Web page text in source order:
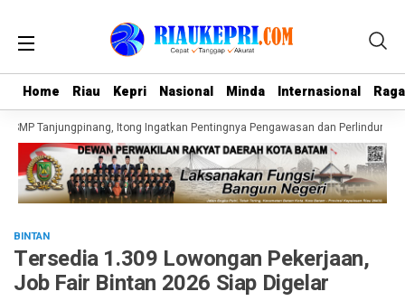
Home Riau Kepri Nasional Minda Internasional
Home Riau Kepri Nasional Minda Internasional
Tanjungpinang, Itong Ingatkan Pentingnya Pengawasan dan Perlindungan
BINTAN
Tersedia 1.309 Lowongan Pekerjaan,
Job Fair Bintan 2026 Siap Digelar